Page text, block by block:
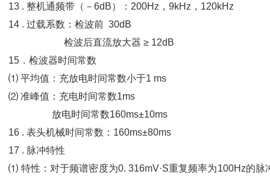
13 . 整机通频带（－6dB）：200Hz，9kHz，120kHz
14 . 过载系数：检波前 30dB
检波后直流放大器 ≥ 12dB
15．检波器时间常数
⑴ 平均值：充放电时间常数小于1 ms
⑵ 准峰值：充电时间常数1ms
放电时间常数160ms±10ms
16 . 表头机械时间常数：160ms±80ms
17 . 脉冲特性
⑴ 特性：对于频谱密度为0. 316mV·S重复频率为100Hz的